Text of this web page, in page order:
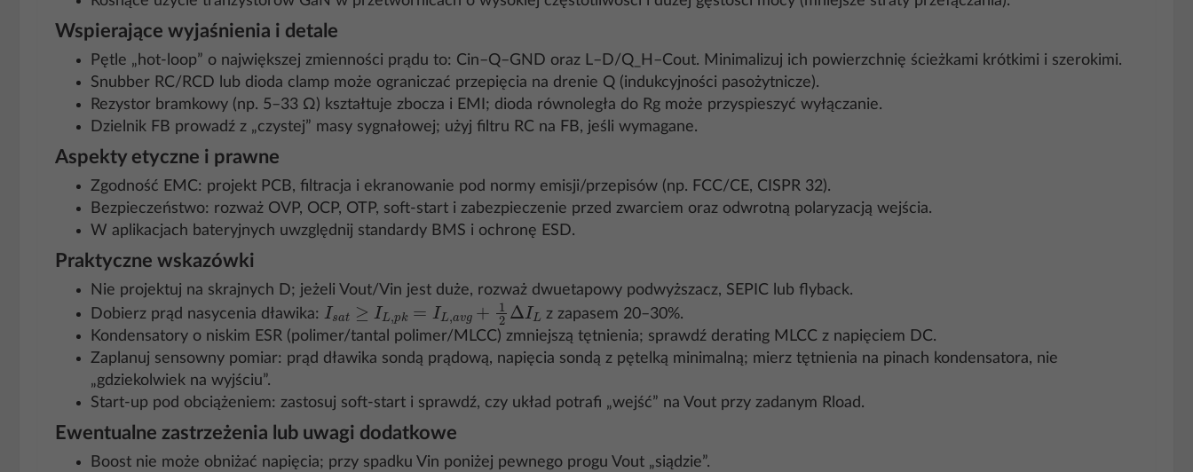
Wspierające wyjaśnienia i detale
Pętle „hot‑loop” o największej zmienności prądu to: Cin–Q–GND oraz L–D/Q_H–Cout. Minimalizuj ich powierzchnię ścieżkami krótkimi i szerokimi.
Snubber RC/RCD lub dioda clamp może ograniczać przepięcia na drenie Q (indukcyjności pasożytnicze).
Rezystor bramkowy (np. 5–33 Ω) kształtuje zbocza i EMI; dioda równoległa do Rg może przyspieszyć wyłączanie.
Dzielnik FB prowadź z „czystej” masy sygnałowej; użyj filtru RC na FB, jeśli wymagane.
Aspekty etyczne i prawne
Zgodność EMC: projekt PCB, filtracja i ekranowanie pod normy emisji/przepisów (np. FCC/CE, CISPR 32).
Bezpieczeństwo: rozważ OVP, OCP, OTP, soft‑start i zabezpieczenie przed zwarciem oraz odwrotną polaryzacją wejścia.
W aplikacjach bateryjnych uwzględnij standardy BMS i ochronę ESD.
Praktyczne wskazówki
Nie projektuj na skrajnych D; jeżeli Vout/Vin jest duże, rozważ dwuetapowy podwyższacz, SEPIC lub flyback.
Dobierz prąd nasycenia dławika:
Is ≥ L, a 1 Δ L
z zapasem 20–30%.
Kondensatory o niskim ESR (polimer/tantal polimer/MLCC) zmniejszą tętnienia; sprawdź derating MLCC z napięciem DC.
Zaplanuj sensowny pomiar: prąd dławika sondą prądową, napięcia sondą z pętelką minimalną; mierz tętnienia na pinach kondensatora, nie
„gdziekolwiek na wyjściu”.
Start‑up pod obciążeniem: zastosuj soft‑start i sprawdź, czy układ potrafi „wejść” na Vout przy zadanym Rload.
Ewentualne zastrzeżenia lub uwagi dodatkowe
Boost nie może obniżać napięcia; przy spadku Vin poniżej pewnego progu Vout „siądzie”.